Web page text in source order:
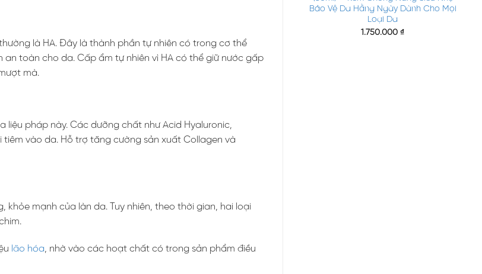
là HA. Đây là thành phần tự nhiên có trong cơ thể
toàn cho da. Cấp ẩm tự nhiên vì HA có thể giữ nước gấp
mà.
pháp này. Các dưỡng chất như Acid Hyaluronic,
vào da. Hỗ trợ tăng cường sản xuất Collagen và
khỏe mạnh của làn da. Tuy nhiên, theo thời gian, hai loại
lão hóa, nhờ vào các hoạt chất có trong sản phẩm điều
Bảo Vệ Da Hằng Ngày Dành Cho Mọi
Loại Da
1.750.000 ₫